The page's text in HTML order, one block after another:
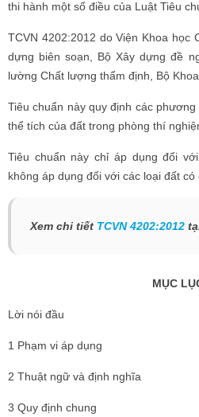
thi hành một số điều của Luật Tiêu
TCVN 4202:2012 do Viện Khoa học
dựng biên soạn, Bộ Xây dựng đề
lường Chất lượng thẩm định, Bộ
Tiêu chuẩn này quy định các
thể tích của đất trong phòng thí
Tiêu chuẩn này chỉ áp dụng đối
không áp dụng đối với các loại đất có
Xem chi tiết TCVN 4202:2012
MỤC
Lời nói đầu
1 Phạm vi áp dụng
2 Thuật ngữ và định nghĩa
3 Quy định chung